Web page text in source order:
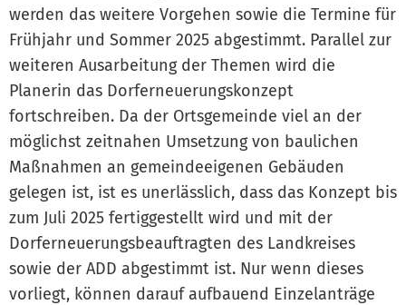
werden das weitere Vorgehen sowie die Termine für
Frühjahr und Sommer 2025 abgestimmt. Parallel zur
weiteren Ausarbeitung der Themen wird die
Planerin das Dorferneuerungskonzept
fortschreiben. Da der Ortsgemeinde viel an der
möglichst zeitnahen Umsetzung von baulichen
Maßnahmen an gemeindeeigenen Gebäuden
gelegen ist, ist es unerlässlich, dass das Konzept bis
zum Juli 2025 fertiggestellt wird und mit der
Dorferneuerungsbeauftragten des Landkreises
sowie der ADD abgestimmt ist. Nur wenn dieses
vorliegt, können darauf aufbauend Einzelanträge